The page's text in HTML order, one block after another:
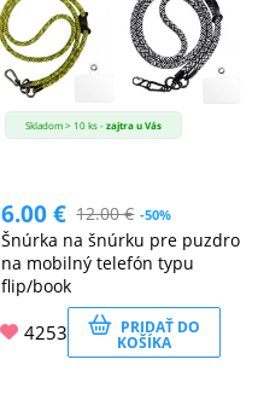
Skladom > 10 ks -zajtra u Vás
6.00€ 12.00€ -50%
Šnúrka na šnúrku pre puzdro
na mobilný telefón typu
flip/book
4253 PRIDAŤ DO
KOŠÍKA